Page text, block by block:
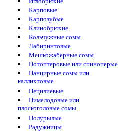
Карповые
Карпозубые
Клинобрюхие
Кольчужные сомы
Лабиринтовые
Мешкожаберные сомы
Нотоптеровые или спиноперые
Панцирные сомы или
каллихтовые
Пецилиевые
Пимелодовые или
плоскоголовые сомы
Полурылые
Радужницы